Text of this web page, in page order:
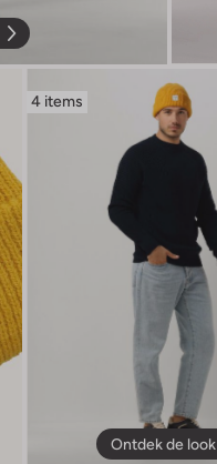
4 items
Ontdek de look